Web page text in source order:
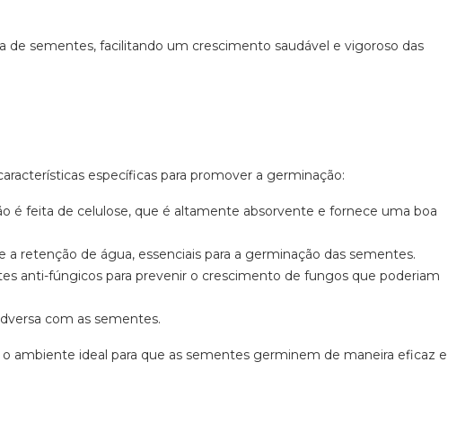
sementes, facilitando um crescimento saudável e vigoroso das
específicas para promover a germinação:
é feita de celulose, que é altamente absorvente e fornece uma boa
retenção de água, essenciais para a germinação das sementes.
anti-fúngicos para prevenir o crescimento de fungos que poderiam
com as sementes.
ambiente ideal para que as sementes germinem de maneira eficaz e